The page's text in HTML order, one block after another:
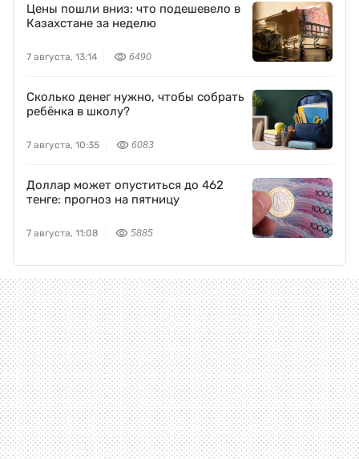
Цены пошли вниз: что подешевело в
Казахстане за неделю
7 августа, 13:14 6490
Сколько денег нужно, чтобы собрать
ребёнка в школу?
7 августа, 10:35 6083
Доллар может опуститься до 462
тенге: прогноз на пятницу
7 августа, 11:08 5885